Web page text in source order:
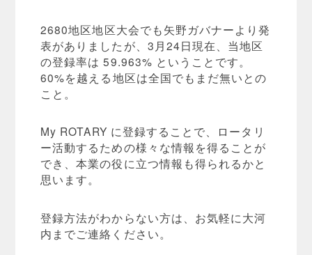
2680地区地区大会でも矢野ガバナーより発
表がありましたが、3月24日現在、当地区
の登録率は 59.963% ということです。
60%を越える地区は全国でもまだ無いとの
こと。
My ROTARY に登録することで、ロータリ
ー活動するための様々な情報を得ることが
でき、本業の役に立つ情報も得られるかと
思います。
登録方法がわからない方は、お気軽に大河
内までご連絡ください。